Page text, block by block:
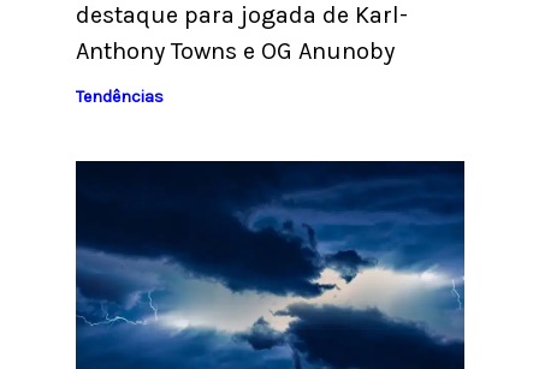
destaque para jogada de Karl-
Anthony Towns e OG Anunoby
Tendências